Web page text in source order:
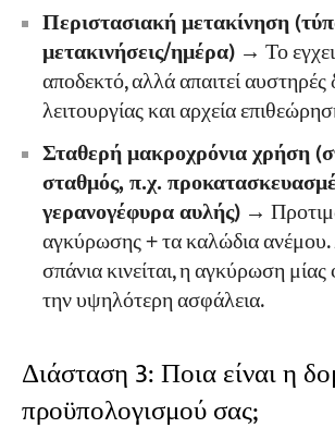
Περιστασιακή μετακίνηση
μετακινήσεις/ημέρα)→ Το
αποδεκτό, αλλά απαιτεί αυστηρές
λειτουργίας και αρχεία
Σταθερή μακροχρόνια χρήση
σταθμός, π.χ.
γερανογέφυρα αυλής)→
αγκύρωσης + τα καλώδια ανέμου.
σπάνια κινείται, η αγκύρωση
την υψηλότερη ασφάλεια.
Διάσταση 3: Ποια είναι η
προϋπολογισμού σας;